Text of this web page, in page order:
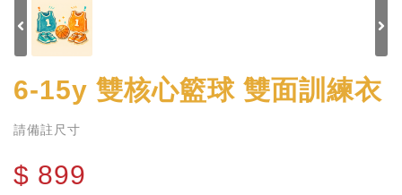
6-15y 雙核心籃球 雙面訓練衣
請備註尺寸
$ 899